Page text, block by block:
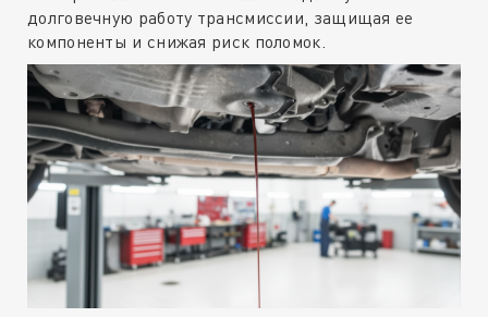
долговечную работу трансмиссии, защищая ее
компоненты и снижая риск поломок.